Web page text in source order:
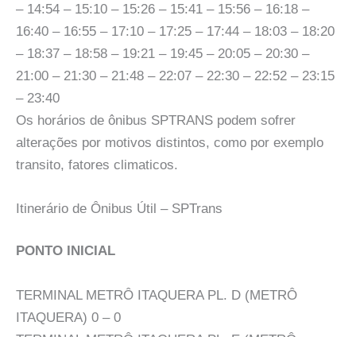
– 14:54 – 15:10 – 15:26 – 15:41 – 15:56 – 16:18 –
16:40 – 16:55 – 17:10 – 17:25 – 17:44 – 18:03 – 18:20
– 18:37 – 18:58 – 19:21 – 19:45 – 20:05 – 20:30 –
21:00 – 21:30 – 21:48 – 22:07 – 22:30 – 22:52 – 23:15
– 23:40
Os horários de ônibus SPTRANS podem sofrer
alterações por motivos distintos, como por exemplo
transito, fatores climaticos.
Itinerário de Ônibus Útil – SPTrans
PONTO INICIAL
TERMINAL METRÔ ITAQUERA PL. D (METRÔ
ITAQUERA) 0 – 0